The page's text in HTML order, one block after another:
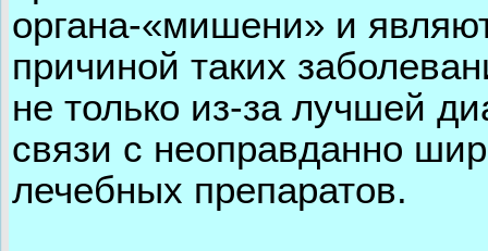
органа-«мишени» и
причиной таких
не только из-за лучшей
связи с неоправданно
лечебных препаратов.